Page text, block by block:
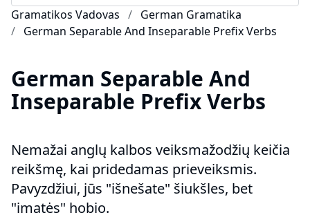
Gramatikos Vadovas
German Gramatika
German Separable And Inseparable Prefix Verbs
German Separable And
Inseparable Prefix Verbs
Nemažai anglų kalbos veiksmažodžių keičia
reikšmę, kai pridedamas prieveiksmis.
Pavyzdžiui, jūs "išnešate" šiukšles, bet
"imatės" hobio.